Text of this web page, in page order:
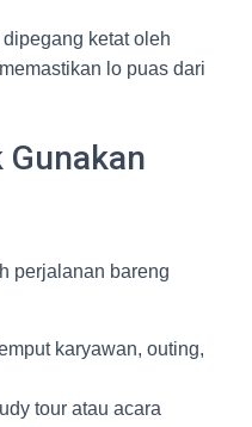
ketat oleh
lo puas dari
Gunakan
perjalanan bareng
karyawan, outing,
tour atau acara